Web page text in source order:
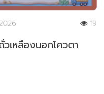
19
วเหลืองนอกโควตา